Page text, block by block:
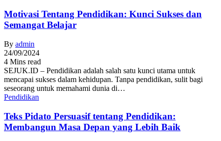
Motivasi Tentang Pendidikan: Kunci Sukses dan
Semangat Belajar
By admin
24/09/2024
4 Mins read
SEJUK.ID – Pendidikan adalah salah satu kunci utama untuk
mencapai sukses dalam kehidupan. Tanpa pendidikan, sulit bagi
seseorang untuk memahami dunia di…
Pendidikan
Teks Pidato Persuasif tentang Pendidikan:
Membangun Masa Depan yang Lebih Baik